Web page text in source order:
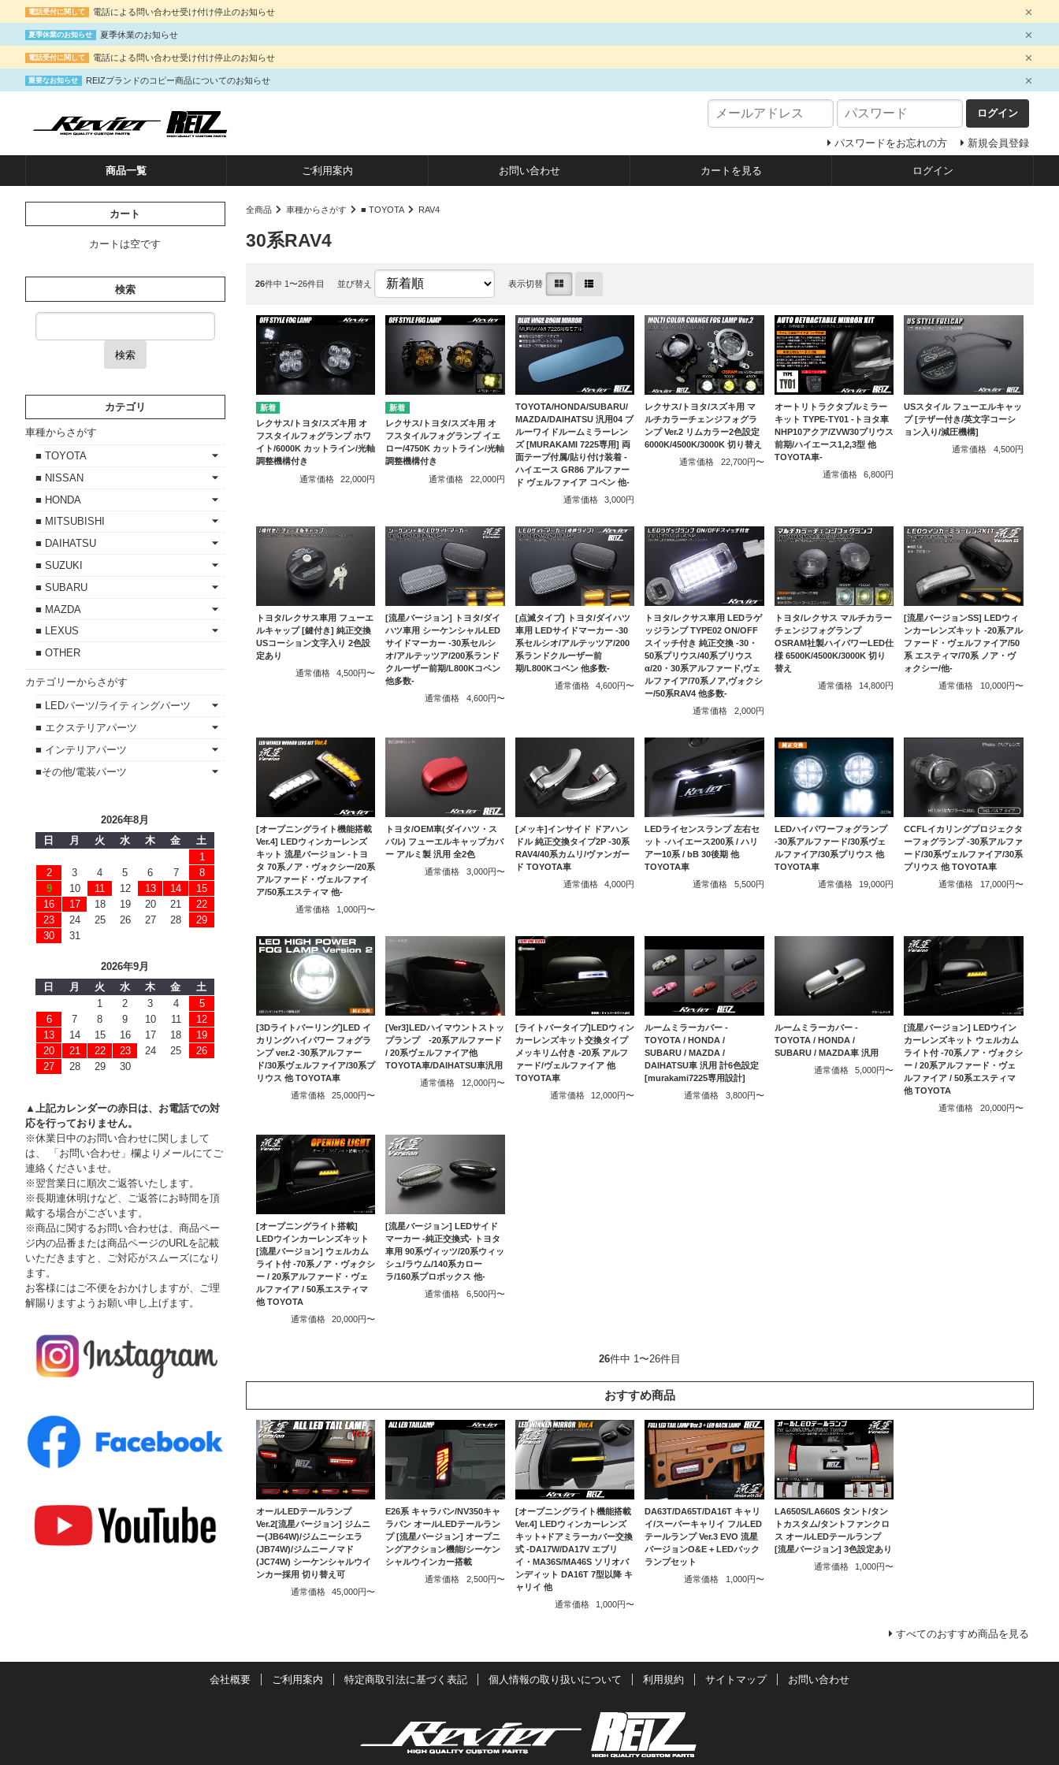
電話受付に関して 電話による問い合わせ受け付け停止のお知らせ
夏季休業のお知らせ 夏季休業のお知らせ
電話受付に関して 電話による問い合わせ受け付け停止のお知らせ
重要なお知らせ REIZブランドのコピー商品についてのお知らせ
ログイン
パスワードをお忘れの方 新規会員登録
商品一覧 ご利用案内 お問い合わせ カートを見る ログイン
全商品 車種からさがす ■ TOYOTA RAV4
30系RAV4
26件中 1〜26件目 並び替え 表示切替
レクサス/トヨタ/スズキ用 オ
フスタイルフォグランプ ホワ
イト/6000K カットライン/光軸
調整機構付き
通常価格
22,000円
レクサス/トヨタ/スズキ用 オ
フスタイルフォグランプ イエ
ロー/4750K カットライン/光軸
調整機構付き
通常価格
22,000円
TOYOTA/HONDA/SUBARU/
MAZDA/DAIHATSU 汎用04 ブ
ルーワイドルームミラーレン
ズ [MURAKAMI 7225専用] 両
面テープ付属/貼り付け装着 -
ハイエース GR86 アルファー
ド ヴェルファイア コペン 他-
通常価格
3,000円
レクサス/トヨタ/スズキ用 マ
ルチカラーチェンジフォグラ
ンプ Ver.2 リムカラー2色設定
6000K/4500K/3000K 切り替え
通常価格
22,700円〜
オートリトラクタブルミラー
キット TYPE-TY01 -トヨタ車
NHP10アクア/ZVW30プリウス
前期/ハイエース1,2,3型 他
TOYOTA車-
通常価格
6,800円
USスタイル フューエルキャッ
プ [テザー付き/英文字コーシ
ョン入り/減圧機構]
通常価格
4,500円
トヨタ/レクサス車用 フューエ
ルキャップ [鍵付き] 純正交換
USコーション文字入り 2色設
定あり
通常価格
4,500円〜
[流星バージョン] トヨタ/ダイ
ハツ車用 シーケンシャルLED
サイドマーカー -30系セルシ
オ/アルテッツア/200系ランド
クルーザー前期/L800Kコペン
他多数-
通常価格
4,600円〜
[点滅タイプ] トヨタ/ダイハツ
車用 LEDサイドマーカー -30
系セルシオ/アルテッツア/200
系ランドクルーザー前
期/L800Kコペン 他多数-
通常価格
4,600円〜
トヨタ/レクサス車用 LEDラゲ
ッジランプ TYPE02 ON/OFF
スイッチ付き 純正交換 -30・
50系プリウス/40系プリウス
α/20・30系アルファード,ヴェ
ルファイア/70系ノア,ヴォクシ
ー/50系RAV4 他多数-
通常価格
2,000円
トヨタ/レクサス マルチカラー
チェンジフォグランプ
OSRAM社製ハイパワーLED仕
様 6500K/4500K/3000K 切り
替え
通常価格
14,800円
[流星バージョンSS] LEDウィ
ンカーレンズキット -20系アル
ファード・ヴェルファイア/50
系 エスティマ/70系 ノア・ヴ
ォクシー/他-
通常価格
10,000円〜
[オープニングライト機能搭載
Ver.4] LEDウィンカーレンズ
キット 流星バージョン -トヨ
タ 70系ノア・ヴォクシー/20系
アルファード・ヴェルファイ
ア/50系エスティマ 他-
通常価格
1,000円〜
トヨタ/OEM車(ダイハツ・ス
バル) フューエルキャップカバ
ー アルミ製 汎用 全2色
通常価格
3,000円〜
[メッキ]インサイド ドアハン
ドル 純正交換タイプ2P -30系
RAV4/40系カムリ/ヴァンガー
ド TOYOTA車
通常価格
4,000円
LEDライセンスランプ 左右セ
ット -ハイエース200系 / ハリ
アー10系 / bB 30後期 他
TOYOTA車
通常価格
5,500円
LEDハイパワーフォグランプ
-30系アルファード/30系ヴェ
ルファイア/30系プリウス 他
TOYOTA車
通常価格
19,000円
CCFLイカリングプロジェクタ
ーフォグランプ -30系アルファ
ード/30系ヴェルファイア/30系
プリウス 他 TOYOTA車
通常価格
17,000円〜
[3Dライトバーリング]LED イ
カリングハイパワー フォグラ
ンプ ver.2 -30系アルファー
ド/30系ヴェルファイア/30系プ
リウス 他 TOYOTA車
通常価格
25,000円〜
[Ver3]LEDハイマウントストッ
プランプ -20系アルファード
/ 20系ヴェルファイア他
TOYOTA車/DAIHATSU車汎用
通常価格
12,000円〜
[ライトバータイプ]LEDウィン
カーレンズキット交換タイプ
メッキリム付き -20系 アルフ
ァード/ヴェルファイア 他
TOYOTA車
通常価格
12,000円〜
ルームミラーカバー -
TOYOTA / HONDA /
SUBARU / MAZDA /
DAIHATSU車 汎用 計6色設定
[murakami7225専用設計]
通常価格
3,800円〜
ルームミラーカバー -
TOYOTA / HONDA /
SUBARU / MAZDA車 汎用
通常価格
5,000円〜
[流星バージョン] LEDウイン
カーレンズキット ウェルカム
ライト付 -70系ノア・ヴォクシ
ー / 20系アルファード・ヴェ
ルファイア / 50系エスティマ
他 TOYOTA
通常価格
20,000円〜
[オープニングライト搭載]
LEDウインカーレンズキット
[流星バージョン] ウェルカム
ライト付 -70系ノア・ヴォクシ
ー / 20系アルファード・ヴェ
ルファイア / 50系エスティマ
他 TOYOTA
通常価格
20,000円〜
[流星バージョン] LEDサイド
マーカー -純正交換式- トヨタ
車用 90系ヴィッツ/20系ウィッ
シュ/ラウム/140系カロー
ラ/160系プロボックス 他-
通常価格
6,500円〜
26件中 1〜26件目
おすすめ商品
オールLEDテールランプ
Ver.2[流星バージョン] ジムニ
ー(JB64W)/ジムニーシエラ
(JB74W)/ジムニーノマド
(JC74W) シーケンシャルウイ
ンカー採用 切り替え可
通常価格
45,000円〜
E26系 キャラバン/NV350キャ
ラバン オールLEDテールラン
プ [流星バージョン] オープニ
ングアクション機能/シーケン
シャルウインカー搭載
通常価格
2,500円〜
[オープニングライト機能搭載
Ver.4] LEDウィンカーレンズ
キット+ドアミラーカバー交換
式 -DA17W/DA17V エブリ
イ・MA36S/MA46S ソリオバ
ンディット DA16T 7型以降 キ
ャリイ 他
通常価格
1,000円〜
DA63T/DA65T/DA16T キャリ
イ/スーパーキャリイ フルLED
テールランプ Ver.3 EVO 流星
バージョンO&E + LEDバック
ランプセット
通常価格
1,000円〜
LA650S/LA660S タント/タン
トカスタム/タントファンクロ
ス オールLEDテールランプ
[流星バージョン] 3色設定あり
通常価格
1,000円〜
すべてのおすすめ商品を見る
カート
カートは空です
検索
検索
カテゴリ
車種からさがす
■ TOYOTA
■ NISSAN
■ HONDA
■ MITSUBISHI
■ DAIHATSU
■ SUZUKI
■ SUBARU
■ MAZDA
■ LEXUS
■ OTHER
カテゴリーからさがす
■ LEDパーツ/ライティングパーツ
■ エクステリアパーツ
■ インテリアパーツ
■その他/電装パーツ
2026年8月
日
月 火 水 木 金
土
1
2
3 4 5 6 7
8
9
10 11 12 13 14
15
16
17 18 19 20 21
22
23
24 25 26 27 28
29
30
31
2026年9月
日
月 火 水 木 金
土
1
2 3 4
5
6
7 8 9 10 11
12
13
14 15 16 17 18
19
20
21 22 23 24 25
26
27
28 29 30
▲上記カレンダーの赤日は、お電話での対
応を行っておりません。
※休業日中のお問い合わせに関しまして
は、 「お問い合わせ」欄よりメールにてご
連絡くださいませ。
※翌営業日に順次ご返答いたします。
※長期連休明けなど、ご返答にお時間を頂
戴する場合がございます。
※商品に関するお問い合わせは、商品ペー
ジ内の品番または商品ページのURLを記載
いただきますと、ご対応がスムーズになり
ます。
お客様にはご不便をおかけしますが、ご理
解賜りますようお願い申し上げます。
会社概要 ご利用案内 特定商取引法に基づく表記 個人情報の取り扱いについて 利用規約 サイトマップ お問い合わせ